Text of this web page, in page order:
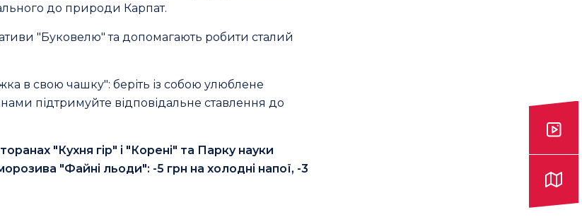
до природи Карпат.
"Буковелю" та допомагають робити сталий
в свою чашку": беріть із собою улюблене
підтримуйте відповідальне ставлення до
"Кухня гір" і "Корені" та Парку науки
"Файні льоди": -5 грн на холодні напої, -3